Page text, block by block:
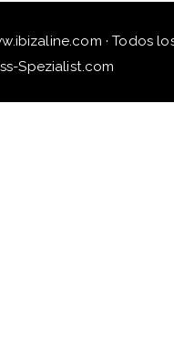
· Todos
Spezialist.com